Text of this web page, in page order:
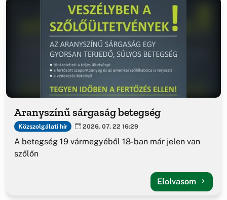
Aranyszínű sárgaság betegség
Közszolgálati hír 2026. 07. 22 16:29
A betegség 19 vármegyéből 18-ban már jelen van
szőlőn
Elolvasom